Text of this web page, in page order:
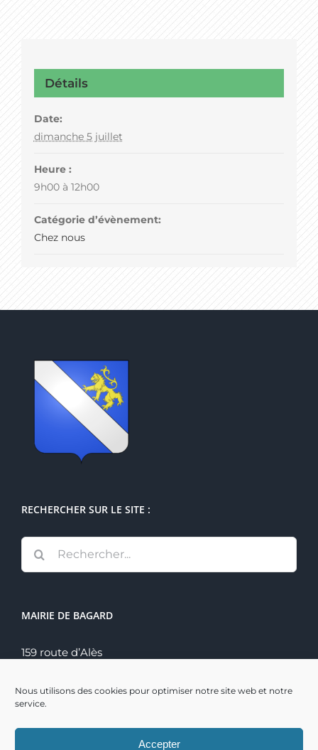
Nous utilisons des cookies pour optimiser notre site web et notre
service.
Accepter
Détails
Date:
dimanche 5 juillet
Heure :
9h00 à 12h00
Catégorie d’évènement:
Chez nous
RECHERCHER SUR LE SITE :
MAIRIE DE BAGARD
159 route d’Alès
Tél. : 04 66 60 70 22